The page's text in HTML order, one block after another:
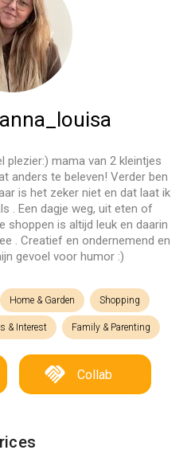
plezier:) mama van 2 kleintjes
anders te beleven! Verder ben
is het zeker niet en dat laat ik
. Een dagje weg, uit eten of
shoppen is altijd leuk en daarin
. Creatief en ondernemend en
gevoel voor humor :)
Home & Garden Shopping
& Interest Family & Parenting
Collab